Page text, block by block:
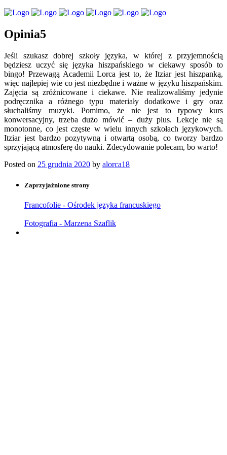
Opinia5
Jeśli szukasz dobrej szkoły języka, w której z przyjemnością
będziesz uczyć się języka hiszpańskiego w ciekawy sposób to
bingo! Przewagą Academii Lorca jest to, że Itziar jest hiszpanką,
więc najlepiej wie co jest niezbędne i ważne w języku hiszpańskim.
Zajęcia są zróżnicowane i ciekawe. Nie realizowaliśmy jedynie
podręcznika a różnego typu materiały dodatkowe i gry oraz
słuchaliśmy muzyki. Pomimo, że nie jest to typowy kurs
konwersacyjny, trzeba dużo mówić – duży plus. Lekcje nie są
monotonne, co jest częste w wielu innych szkołach językowych.
Itziar jest bardzo pozytywną i otwartą osobą, co tworzy bardzo
sprzyjającą atmosferę do nauki. Zdecydowanie polecam, bo warto!
Posted on 25 grudnia 2020 by alorca18
Zaprzyjaźnione strony
Francofolie - Ośrodek języka francuskiego
Fotografia - Marzena Szaflik